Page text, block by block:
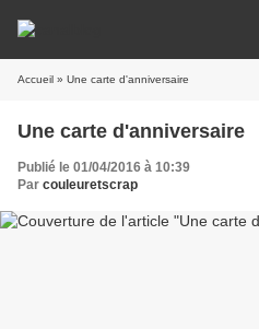
Accueil » Une carte d'anniversaire
Une carte d'anniversaire
Publié le 01/04/2016 à 10:39
Par couleuretscrap